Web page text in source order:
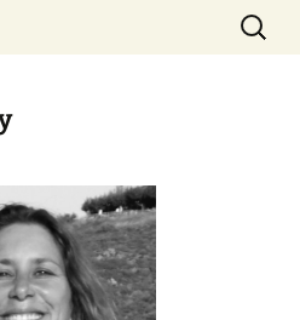
à
Forez, Haute-loire,